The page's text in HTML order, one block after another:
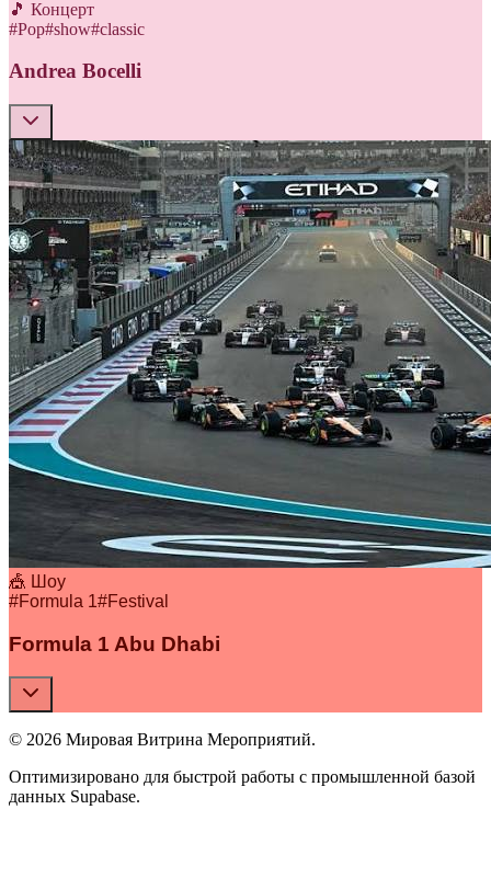
🎵 Концерт
#Pop#show#classic
Andrea Bocelli
🎪 Шоу
#Formula 1#Festival
Formula 1 Abu Dhabi
© 2026 Мировая Витрина Мероприятий.
Оптимизировано для быстрой работы с промышленной базой
данных Supabase.